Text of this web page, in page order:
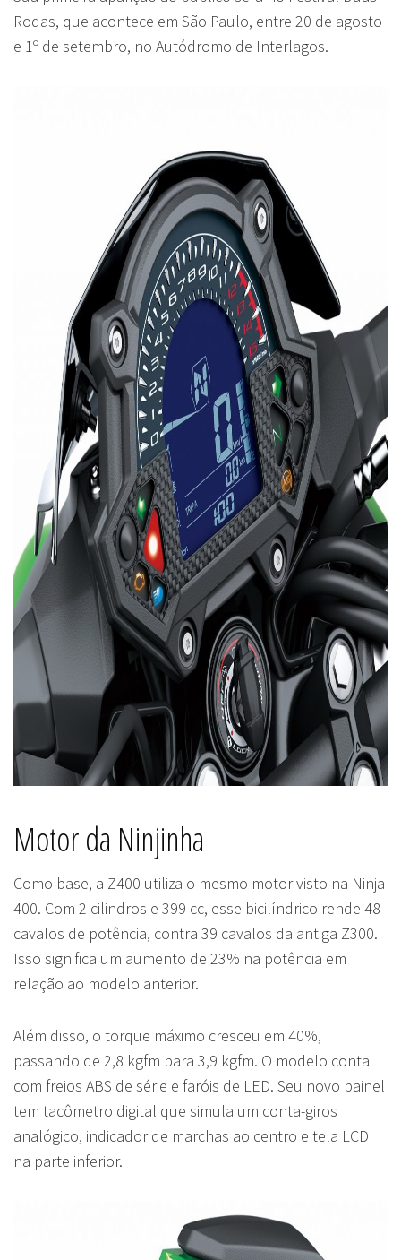
Rodas, que acontece em São Paulo, entre 20 de agosto
e 1º de setembro, no Autódromo de Interlagos.
Motor da Ninjinha
Como base, a Z400 utiliza o mesmo motor visto na Ninja
400. Com 2 cilindros e 399 cc, esse bicilíndrico rende 48
cavalos de potência, contra 39 cavalos da antiga Z300.
Isso significa um aumento de 23% na potência em
relação ao modelo anterior.
Além disso, o torque máximo cresceu em 40%,
passando de 2,8 kgfm para 3,9 kgfm. O modelo conta
com freios ABS de série e faróis de LED. Seu novo painel
tem tacômetro digital que simula um conta-giros
analógico, indicador de marchas ao centro e tela LCD
na parte inferior.